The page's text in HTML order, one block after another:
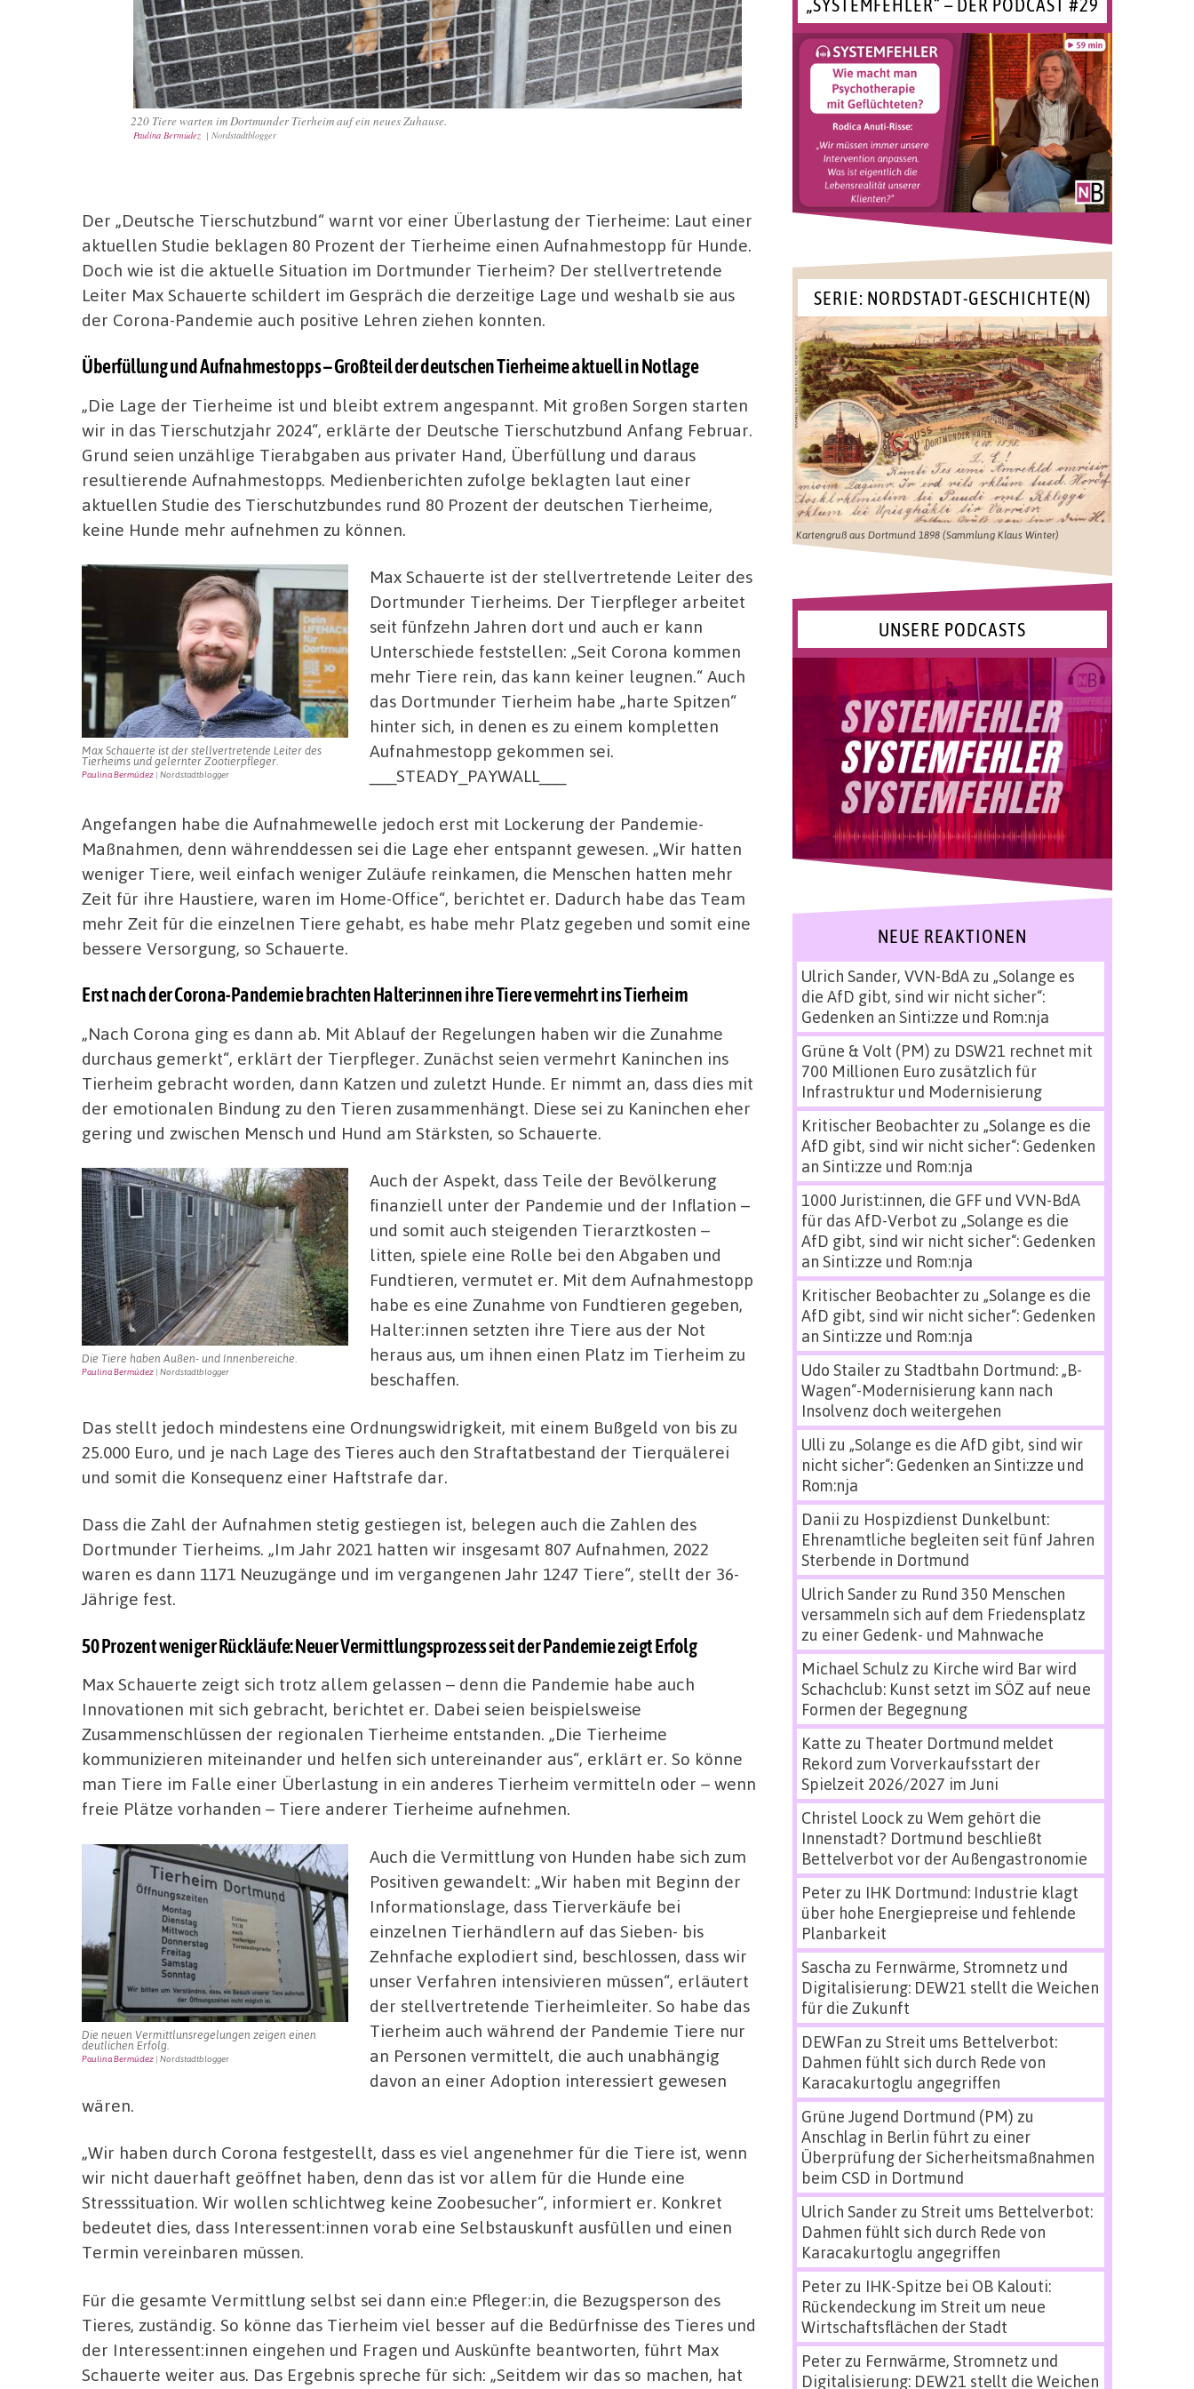
220 Tiere warten im Dortmunder Tierheim auf ein neues Zuhause.
Paulina Bermúdez | Nordstadtblogger
Der „Deutsche Tierschutzbund“ warnt vor einer Überlastung der Tierheime: Laut einer
aktuellen Studie beklagen 80 Prozent der Tierheime einen Aufnahmestopp für Hunde.
Doch wie ist die aktuelle Situation im Dortmunder Tierheim? Der stellvertretende
Leiter Max Schauerte schildert im Gespräch die derzeitige Lage und weshalb sie aus
der Corona-Pandemie auch positive Lehren ziehen konnten.
Überfüllung und Aufnahmestopps – Großteil der deutschen Tierheime aktuell in Notlage
„Die Lage der Tierheime ist und bleibt extrem angespannt. Mit großen Sorgen starten
wir in das Tierschutzjahr 2024“, erklärte der Deutsche Tierschutzbund Anfang Februar.
Grund seien unzählige Tierabgaben aus privater Hand, Überfüllung und daraus
resultierende Aufnahmestopps. Medienberichten zufolge beklagten laut einer
aktuellen Studie des Tierschutzbundes rund 80 Prozent der deutschen Tierheime,
keine Hunde mehr aufnehmen zu können.
Max Schauerte ist der stellvertretende Leiter des
Tierheims und gelernter Zootierpfleger.
Paulina Bermúdez | Nordstadtblogger
Max Schauerte ist der stellvertretende Leiter des
Dortmunder Tierheims. Der Tierpfleger arbeitet
seit fünfzehn Jahren dort und auch er kann
Unterschiede feststellen: „Seit Corona kommen
mehr Tiere rein, das kann keiner leugnen.“ Auch
das Dortmunder Tierheim habe „harte Spitzen“
hinter sich, in denen es zu einem kompletten
Aufnahmestopp gekommen sei.
___STEADY_PAYWALL___
Angefangen habe die Aufnahmewelle jedoch erst mit Lockerung der Pandemie-
Maßnahmen, denn währenddessen sei die Lage eher entspannt gewesen. „Wir hatten
weniger Tiere, weil einfach weniger Zuläufe reinkamen, die Menschen hatten mehr
Zeit für ihre Haustiere, waren im Home-Office“, berichtet er. Dadurch habe das Team
mehr Zeit für die einzelnen Tiere gehabt, es habe mehr Platz gegeben und somit eine
bessere Versorgung, so Schauerte.
Erst nach der Corona-Pandemie brachten Halter:innen ihre Tiere vermehrt ins Tierheim
„Nach Corona ging es dann ab. Mit Ablauf der Regelungen haben wir die Zunahme
durchaus gemerkt“, erklärt der Tierpfleger. Zunächst seien vermehrt Kaninchen ins
Tierheim gebracht worden, dann Katzen und zuletzt Hunde. Er nimmt an, dass dies mit
der emotionalen Bindung zu den Tieren zusammenhängt. Diese sei zu Kaninchen eher
gering und zwischen Mensch und Hund am Stärksten, so Schauerte.
Die Tiere haben Außen- und Innenbereiche.
Paulina Bermúdez | Nordstadtblogger
Auch der Aspekt, dass Teile der Bevölkerung
finanziell unter der Pandemie und der Inflation –
und somit auch steigenden Tierarztkosten –
litten, spiele eine Rolle bei den Abgaben und
Fundtieren, vermutet er. Mit dem Aufnahmestopp
habe es eine Zunahme von Fundtieren gegeben,
Halter:innen setzten ihre Tiere aus der Not
heraus aus, um ihnen einen Platz im Tierheim zu
beschaffen.
Das stellt jedoch mindestens eine Ordnungswidrigkeit, mit einem Bußgeld von bis zu
25.000 Euro, und je nach Lage des Tieres auch den Straftatbestand der Tierquälerei
und somit die Konsequenz einer Haftstrafe dar.
Dass die Zahl der Aufnahmen stetig gestiegen ist, belegen auch die Zahlen des
Dortmunder Tierheims. „Im Jahr 2021 hatten wir insgesamt 807 Aufnahmen, 2022
waren es dann 1171 Neuzugänge und im vergangenen Jahr 1247 Tiere“, stellt der 36-
Jährige fest.
50 Prozent weniger Rückläufe: Neuer Vermittlungsprozess seit der Pandemie zeigt Erfolg
Max Schauerte zeigt sich trotz allem gelassen – denn die Pandemie habe auch
Innovationen mit sich gebracht, berichtet er. Dabei seien beispielsweise
Zusammenschlüssen der regionalen Tierheime entstanden. „Die Tierheime
kommunizieren miteinander und helfen sich untereinander aus“, erklärt er. So könne
man Tiere im Falle einer Überlastung in ein anderes Tierheim vermitteln oder – wenn
freie Plätze vorhanden – Tiere anderer Tierheime aufnehmen.
Die neuen Vermittlunsregelungen zeigen einen
deutlichen Erfolg.
Paulina Bermúdez | Nordstadtblogger
Auch die Vermittlung von Hunden habe sich zum
Positiven gewandelt: „Wir haben mit Beginn der
Informationslage, dass Tierverkäufe bei
einzelnen Tierhändlern auf das Sieben- bis
Zehnfache explodiert sind, beschlossen, dass wir
unser Verfahren intensivieren müssen“, erläutert
der stellvertretende Tierheimleiter. So habe das
Tierheim auch während der Pandemie Tiere nur
an Personen vermittelt, die auch unabhängig
davon an einer Adoption interessiert gewesen
wären.
„Wir haben durch Corona festgestellt, dass es viel angenehmer für die Tiere ist, wenn
wir nicht dauerhaft geöffnet haben, denn das ist vor allem für die Hunde eine
Stresssituation. Wir wollen schlichtweg keine Zoobesucher“, informiert er. Konkret
bedeutet dies, dass Interessent:innen vorab eine Selbstauskunft ausfüllen und einen
Termin vereinbaren müssen.
Für die gesamte Vermittlung selbst sei dann ein:e Pfleger:in, die Bezugsperson des
Tieres, zuständig. So könne das Tierheim viel besser auf die Bedürfnisse des Tieres und
der Interessent:innen eingehen und Fragen und Auskünfte beantworten, führt Max
Schauerte weiter aus. Das Ergebnis spreche für sich: „Seitdem wir das so machen, hat
„SYSTEMFEHLER“ – DER PODCAST #29
SERIE: NORDSTADT-GESCHICHTE(N)
Kartengruß aus Dortmund 1898 (Sammlung Klaus Winter)
UNSERE PODCASTS
NEUE REAKTIONEN
Ulrich Sander, VVN-BdAzu „Solange es
die AfD gibt, sind wir nicht sicher“:
Gedenken an Sinti:zze und Rom:nja
Grüne & Volt (PM) zu DSW21 rechnet mit
700 Millionen Euro zusätzlich für
Infrastruktur und Modernisierung
Kritischer Beobachterzu „Solange es die
AfD gibt, sind wir nicht sicher“: Gedenken
an Sinti:zze und Rom:nja
1000 Jurist:innen, die GFF und VVN-BdA
für das AfD-Verbot zu „Solange es die
AfD gibt, sind wir nicht sicher“: Gedenken
an Sinti:zze und Rom:nja
Kritischer Beobachterzu „Solange es die
AfD gibt, sind wir nicht sicher“: Gedenken
an Sinti:zze und Rom:nja
Udo Stailerzu Stadtbahn Dortmund: „B-
Wagen“-Modernisierung kann nach
Insolvenz doch weitergehen
Ulli zu „Solange es die AfD gibt, sind wir
nicht sicher“: Gedenken an Sinti:zze und
Rom:nja
Danii zu Hospizdienst Dunkelbunt:
Ehrenamtliche begleiten seit fünf Jahren
Sterbende in Dortmund
Ulrich Sanderzu Rund 350 Menschen
versammeln sich auf dem Friedensplatz
zu einer Gedenk- und Mahnwache
Michael Schulz zu Kirche wird Bar wird
Schachclub: Kunst setzt im SÖZ auf neue
Formen der Begegnung
Katte zu Theater Dortmund meldet
Rekord zum Vorverkaufsstart der
Spielzeit 2026/2027 im Juni
Christel Loock zu Wem gehört die
Innenstadt? Dortmund beschließt
Bettelverbot vor der Außengastronomie
Peterzu IHK Dortmund: Industrie klagt
über hohe Energiepreise und fehlende
Planbarkeit
Sascha zu Fernwärme, Stromnetz und
Digitalisierung: DEW21 stellt die Weichen
für die Zukunft
DEWFan zu Streit ums Bettelverbot:
Dahmen fühlt sich durch Rede von
Karacakurtoglu angegriffen
Grüne Jugend Dortmund (PM) zu
Anschlag in Berlin führt zu einer
Überprüfung der Sicherheitsmaßnahmen
beim CSD in Dortmund
Ulrich Sanderzu Streit ums Bettelverbot:
Dahmen fühlt sich durch Rede von
Karacakurtoglu angegriffen
Peterzu IHK-Spitze bei OB Kalouti:
Rückendeckung im Streit um neue
Wirtschaftsflächen der Stadt
Peterzu Fernwärme, Stromnetz und
Digitalisierung: DEW21 stellt die Weichen